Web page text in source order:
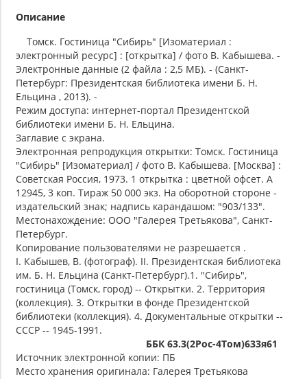
Описание
Томск. Гостиница "Сибирь" [Изоматериал :
электронный ресурс] : [открытка] / фото В. Кабышева. -
Электронные данные (2 файла : 2,5 МБ). - (Санкт-
Петербург: Президентская библиотека имени Б. Н.
Ельцина , 2013). -
Режим доступа: интернет-портал Президентской
библиотеки имени Б. Н. Ельцина.
Заглавие с экрана.
Электронная репродукция открытки: Томск. Гостиница
"Сибирь" [Изоматериал] / фото В. Кабышева. [Москва] :
Советская Россия, 1973. 1 открытка : цветной офсет. А
12945, 3 коп. Тираж 50 000 экз. На оборотной стороне -
издательский знак; надпись карандашом: "903/133".
Местонахождение: ООО "Галерея Третьякова", Санкт-
Петербург.
Копирование пользователями не разрешается .
I. Кабышев, В. (фотограф). II. Президентская библиотека
им. Б. Н. Ельцина (Санкт-Петербург).1. "Сибирь",
гостиница (Томск, город) -- Открытки. 2. Территория
(коллекция). 3. Открытки в фонде Президентской
библиотеки (коллекция). 4. Документальные открытки --
СССР -- 1945-1991.
ББК 63.3(2Рос-4Том)633я61
Источник электронной копии: ПБ
Место хранения оригинала: Галерея Третьякова